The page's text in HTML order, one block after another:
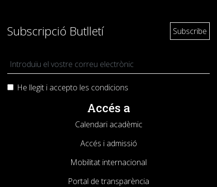
Subscripció Butlletí
He llegit i accepto les condicions
Accés a
Calendari acadèmic
Accés i admissió
Mobilitat internacional
Portal de transparència